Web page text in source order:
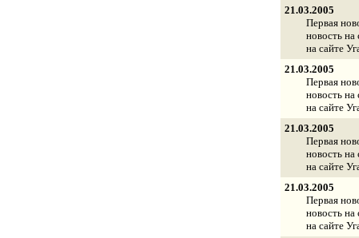
21.03.2005
Первая
новость на
на сайте
21.03.2005
Первая
новость на
на сайте
21.03.2005
Первая
новость на
на сайте
21.03.2005
Первая
новость на
на сайте